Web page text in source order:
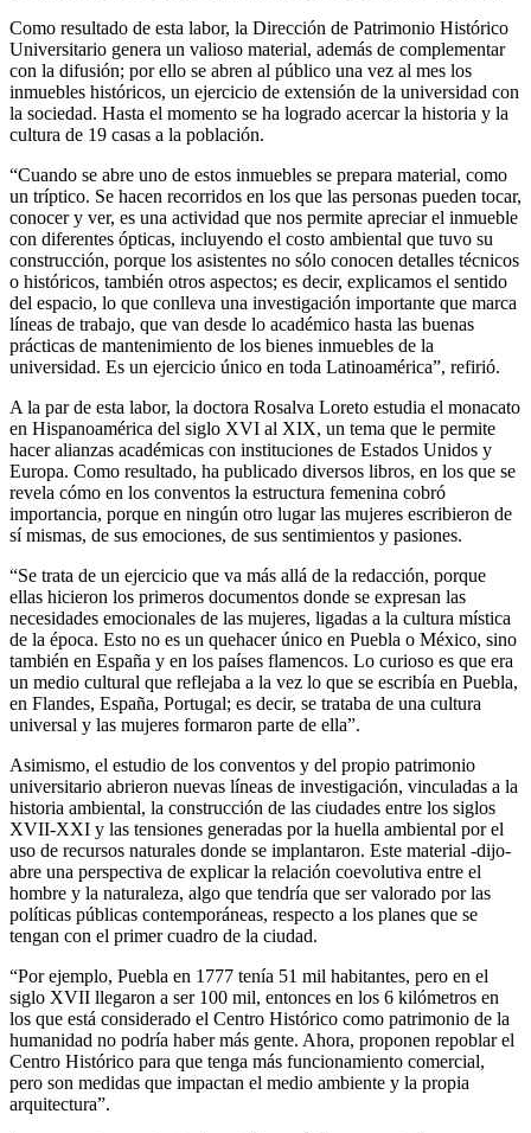
Como resultado de esta labor, la Dirección de Patrimonio Histórico
Universitario genera un valioso material, además de complementar
con la difusión; por ello se abren al público una vez al mes los
inmuebles históricos, un ejercicio de extensión de la universidad con
la sociedad. Hasta el momento se ha logrado acercar la historia y la
cultura de 19 casas a la población.
“Cuando se abre uno de estos inmuebles se prepara material, como
un tríptico. Se hacen recorridos en los que las personas pueden tocar,
conocer y ver, es una actividad que nos permite apreciar el inmueble
con diferentes ópticas, incluyendo el costo ambiental que tuvo su
construcción, porque los asistentes no sólo conocen detalles técnicos
o históricos, también otros aspectos; es decir, explicamos el sentido
del espacio, lo que conlleva una investigación importante que marca
líneas de trabajo, que van desde lo académico hasta las buenas
prácticas de mantenimiento de los bienes inmuebles de la
universidad. Es un ejercicio único en toda Latinoamérica”, refirió.
A la par de esta labor, la doctora Rosalva Loreto estudia el monacato
en Hispanoamérica del siglo XVI al XIX, un tema que le permite
hacer alianzas académicas con instituciones de Estados Unidos y
Europa. Como resultado, ha publicado diversos libros, en los que se
revela cómo en los conventos la estructura femenina cobró
importancia, porque en ningún otro lugar las mujeres escribieron de
sí mismas, de sus emociones, de sus sentimientos y pasiones.
“Se trata de un ejercicio que va más allá de la redacción, porque
ellas hicieron los primeros documentos donde se expresan las
necesidades emocionales de las mujeres, ligadas a la cultura mística
de la época. Esto no es un quehacer único en Puebla o México, sino
también en España y en los países flamencos. Lo curioso es que era
un medio cultural que reflejaba a la vez lo que se escribía en Puebla,
en Flandes, España, Portugal; es decir, se trataba de una cultura
universal y las mujeres formaron parte de ella”.
Asimismo, el estudio de los conventos y del propio patrimonio
universitario abrieron nuevas líneas de investigación, vinculadas a la
historia ambiental, la construcción de las ciudades entre los siglos
XVII-XXI y las tensiones generadas por la huella ambiental por el
uso de recursos naturales donde se implantaron. Este material -dijo-
abre una perspectiva de explicar la relación coevolutiva entre el
hombre y la naturaleza, algo que tendría que ser valorado por las
políticas públicas contemporáneas, respecto a los planes que se
tengan con el primer cuadro de la ciudad.
“Por ejemplo, Puebla en 1777 tenía 51 mil habitantes, pero en el
siglo XVII llegaron a ser 100 mil, entonces en los 6 kilómetros en
los que está considerado el Centro Histórico como patrimonio de la
humanidad no podría haber más gente. Ahora, proponen repoblar el
Centro Histórico para que tenga más funcionamiento comercial,
pero son medidas que impactan el medio ambiente y la propia
arquitectura”.